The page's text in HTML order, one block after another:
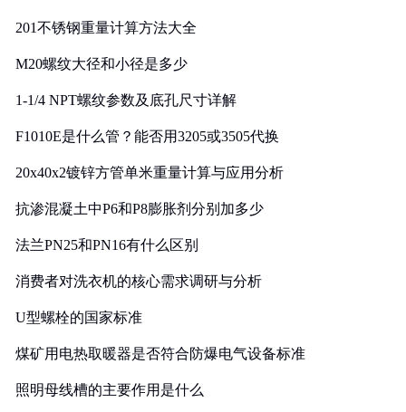
201不锈钢重量计算方法大全
M20螺纹大径和小径是多少
1-1/4 NPT螺纹参数及底孔尺寸详解
F1010E是什么管？能否用3205或3505代换
20x40x2镀锌方管单米重量计算与应用分析
抗渗混凝土中P6和P8膨胀剂分别加多少
法兰PN25和PN16有什么区别
消费者对洗衣机的核心需求调研与分析
U型螺栓的国家标准
煤矿用电热取暖器是否符合防爆电气设备标准
照明母线槽的主要作用是什么